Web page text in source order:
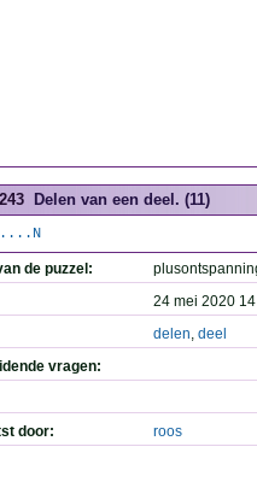
Delen van een deel. (11)
de puzzel:
24 mei 2020
delen, deel
vragen:
door: roos